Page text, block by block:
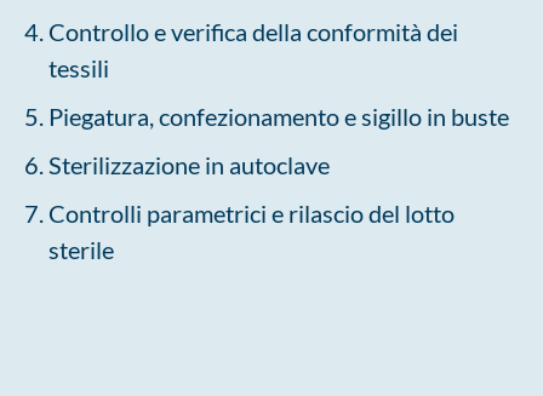
Controllo e verifica della conformità dei
tessili
Piegatura, confezionamento e sigillo in buste
Sterilizzazione in autoclave
Controlli parametrici e rilascio del lotto
sterile